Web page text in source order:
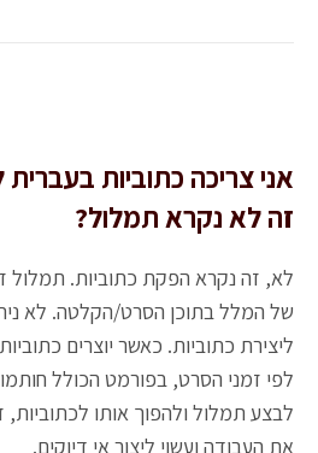
אני צריכה כתוביות
זה לא נקרא תמלול?
לא, זה נקרא הפקת כתוביות. תמלול
של המלל בתוכן הסרט/הקלטה. לא
ליצירת כתוביות. כאשר יוצרים
לפי זמני הסרט, בפורמט הכולל
לבצע תמלול ולהפוך אותו
את העבודה ועשוי ליצור אי דיוקים.